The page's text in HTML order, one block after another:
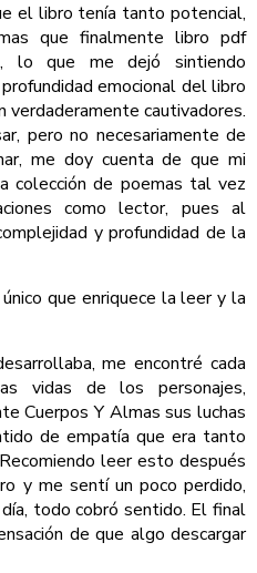
el libro tenía tanto potencial,
que finalmente libro pdf
lo que me dejó sintiendo
emocional del libro
cautivadores.
pero no necesariamente de
me doy cuenta de que mi
colección de poemas tal vez
como lector, pues al
y profundidad de la
que enriquece la leer y la
me encontré cada
vidas de los personajes,
Cuerpos Y Almas sus luchas
de empatía que era tanto
leer esto después
y me sentí un poco perdido,
todo cobró sentido. El final
de que algo descargar